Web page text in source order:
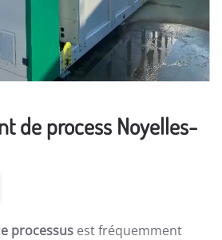
de process Noyelles-
processus est fréquemment